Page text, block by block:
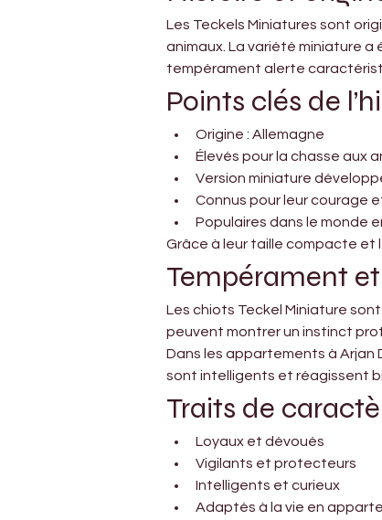
Les Teckels Miniatures sont
animaux. La variété miniature
tempérament alerte
Points clés de
Origine : Allemagne
Élevés pour la chasse aux
Version miniature
Connus pour leur courage
Populaires dans le monde
Grâce à leur taille compacte et
Tempérament
Les chiots Teckel Miniature
peuvent montrer un instinct
Dans les appartements à Arjan
sont intelligents et réagissent
Traits de
Loyaux et dévoués
Vigilants et protecteurs
Intelligents et curieux
Adaptés à la vie en